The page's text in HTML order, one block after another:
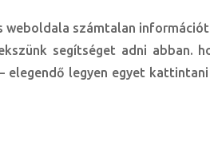
weboldala számtalan
segítséget adni abban.
elegendő legyen egyet